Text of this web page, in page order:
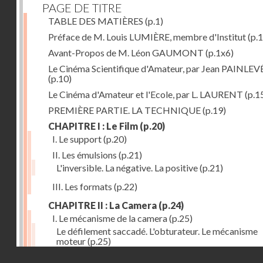
PAGE DE TITRE
TABLE DES MATIÈRES (p.1)
Préface de M. Louis LUMIÈRE, membre d'Institut
Avant-Propos de M. Léon GAUMONT (p.1x6)
Le Cinéma Scientifique d'Amateur, par Jean
(p.10)
Le Cinéma d'Amateur et l'Ecole, par L. LAURENT
PREMIÈRE PARTIE. LA TECHNIQUE(p.19)
CHAPITRE I : Le Film (p.20)
I. Le support(p.20)
II. Les émulsions (p.21)
L'inversible. La négative. La positive(p.21)
III. Les formats (p.22)
CHAPITRE II : La Camera (p.24)
I. Le mécanisme de la camera(p.25)
Le défilement saccadé. L'obturateur. Le mécanisme
moteur(p.25)